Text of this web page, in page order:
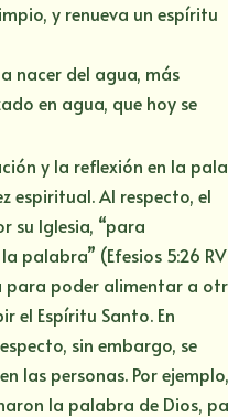
y renueva un espíritu
nacer del agua, más
en agua, que hoy se
y la reflexión en la
espiritual. Al respecto, el
su Iglesia, “para
(Efesios 5:26
para poder alimentar a
el Espíritu Santo. En
sin embargo, se
las personas. Por ejemplo,
la palabra de Dios,